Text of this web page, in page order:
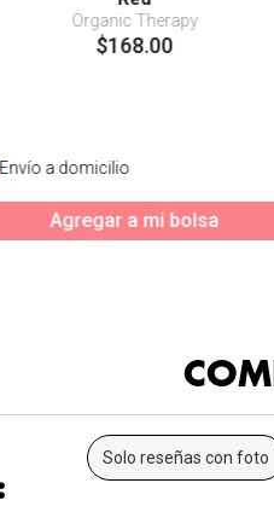
Organic Therapy
Envío a domicilio
Agregar a mi bolsa
Solo reseñas con foto